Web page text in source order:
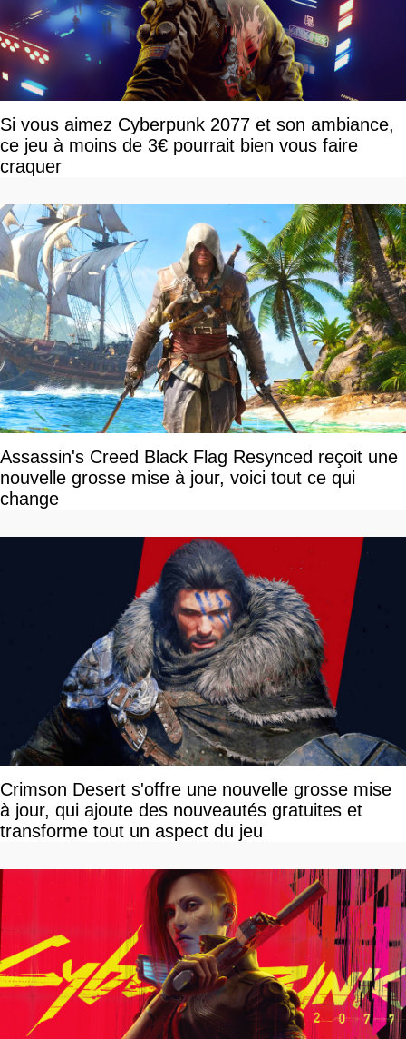
Si vous aimez Cyberpunk 2077 et son ambiance,
ce jeu à moins de 3€ pourrait bien vous faire
craquer
Assassin's Creed Black Flag Resynced reçoit une
nouvelle grosse mise à jour, voici tout ce qui
change
Crimson Desert s'offre une nouvelle grosse mise
à jour, qui ajoute des nouveautés gratuites et
transforme tout un aspect du jeu